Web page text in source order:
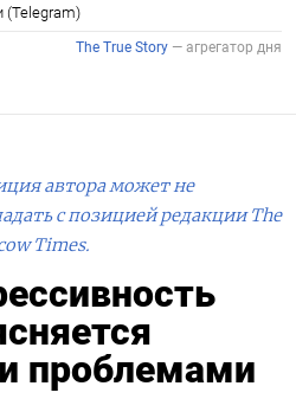
автора может не
с позицией редакции The
Times.
проблемами